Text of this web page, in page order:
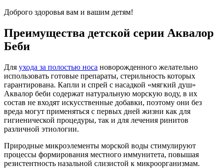
Доброго здоровья вам и вашим детям!
Преимущества детской серии Аквалор
Беби
Для ухода за полостью носа новорожденного желательно
использовать готовые препараты, стерильность которых
гарантирована. Капли и спрей с насадкой «мягкий душ»
Аквалор беби содержат натуральную морскую воду, в их
состав не входят искусственные добавки, поэтому они без
вреда могут применяться с первых дней жизни как для
гигиенической процедуры, так и для лечения ринитов
различной этиологии.
Природные микроэлементы морской воды стимулируют
процессы формирования местного иммунитета, повышая
резистентность назальной слизистой к микроорганизмам.